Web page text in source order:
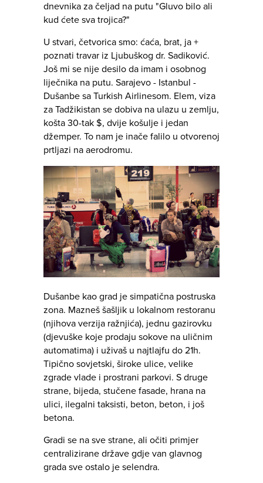
dnevnika za čeljad na putu "Gluvo bilo ali
kud ćete sva trojica?"
U stvari, četvorica smo: ćaća, brat, ja +
poznati travar iz Ljubuškog dr. Sadiković.
Još mi se nije desilo da imam i osobnog
liječnika na putu. Sarajevo - Istanbul -
Dušanbe sa Turkish Airlinesom. Elem, viza
za Tadžikistan se dobiva na ulazu u zemlju,
košta 30-tak $, dvije košulje i jedan
džemper. To nam je inače falilo u otvorenoj
prtljazi na aerodromu.
Dušanbe kao grad je simpatična postruska
zona. Mazneš šašljik u lokalnom restoranu
(njihova verzija ražnjića), jednu gazirovku
(djevuške koje prodaju sokove na uličnim
automatima) i uživaš u najtlajfu do 21h.
Tipično sovjetski, široke ulice, velike
zgrade vlade i prostrani parkovi. S druge
strane, bijeda, stučene fasade, hrana na
ulici, ilegalni taksisti, beton, beton, i još
betona.
Gradi se na sve strane, ali očiti primjer
centralizirane države gdje van glavnog
grada sve ostalo je selendra.